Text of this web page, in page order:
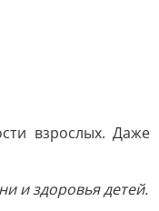
взрослых. Даже
и здоровья детей.